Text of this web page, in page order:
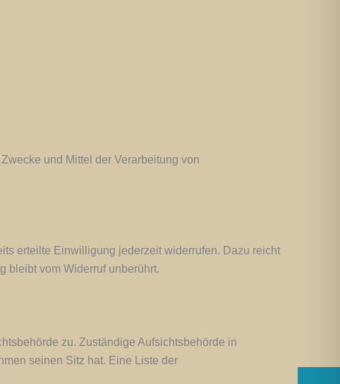
und Mittel der Verarbeitung von
erteilte Einwilligung jederzeit widerrufen. Dazu reicht
bleibt vom Widerruf unberührt.
zu. Zuständige Aufsichtsbehörde in
seinen Sitz hat. Eine Liste der